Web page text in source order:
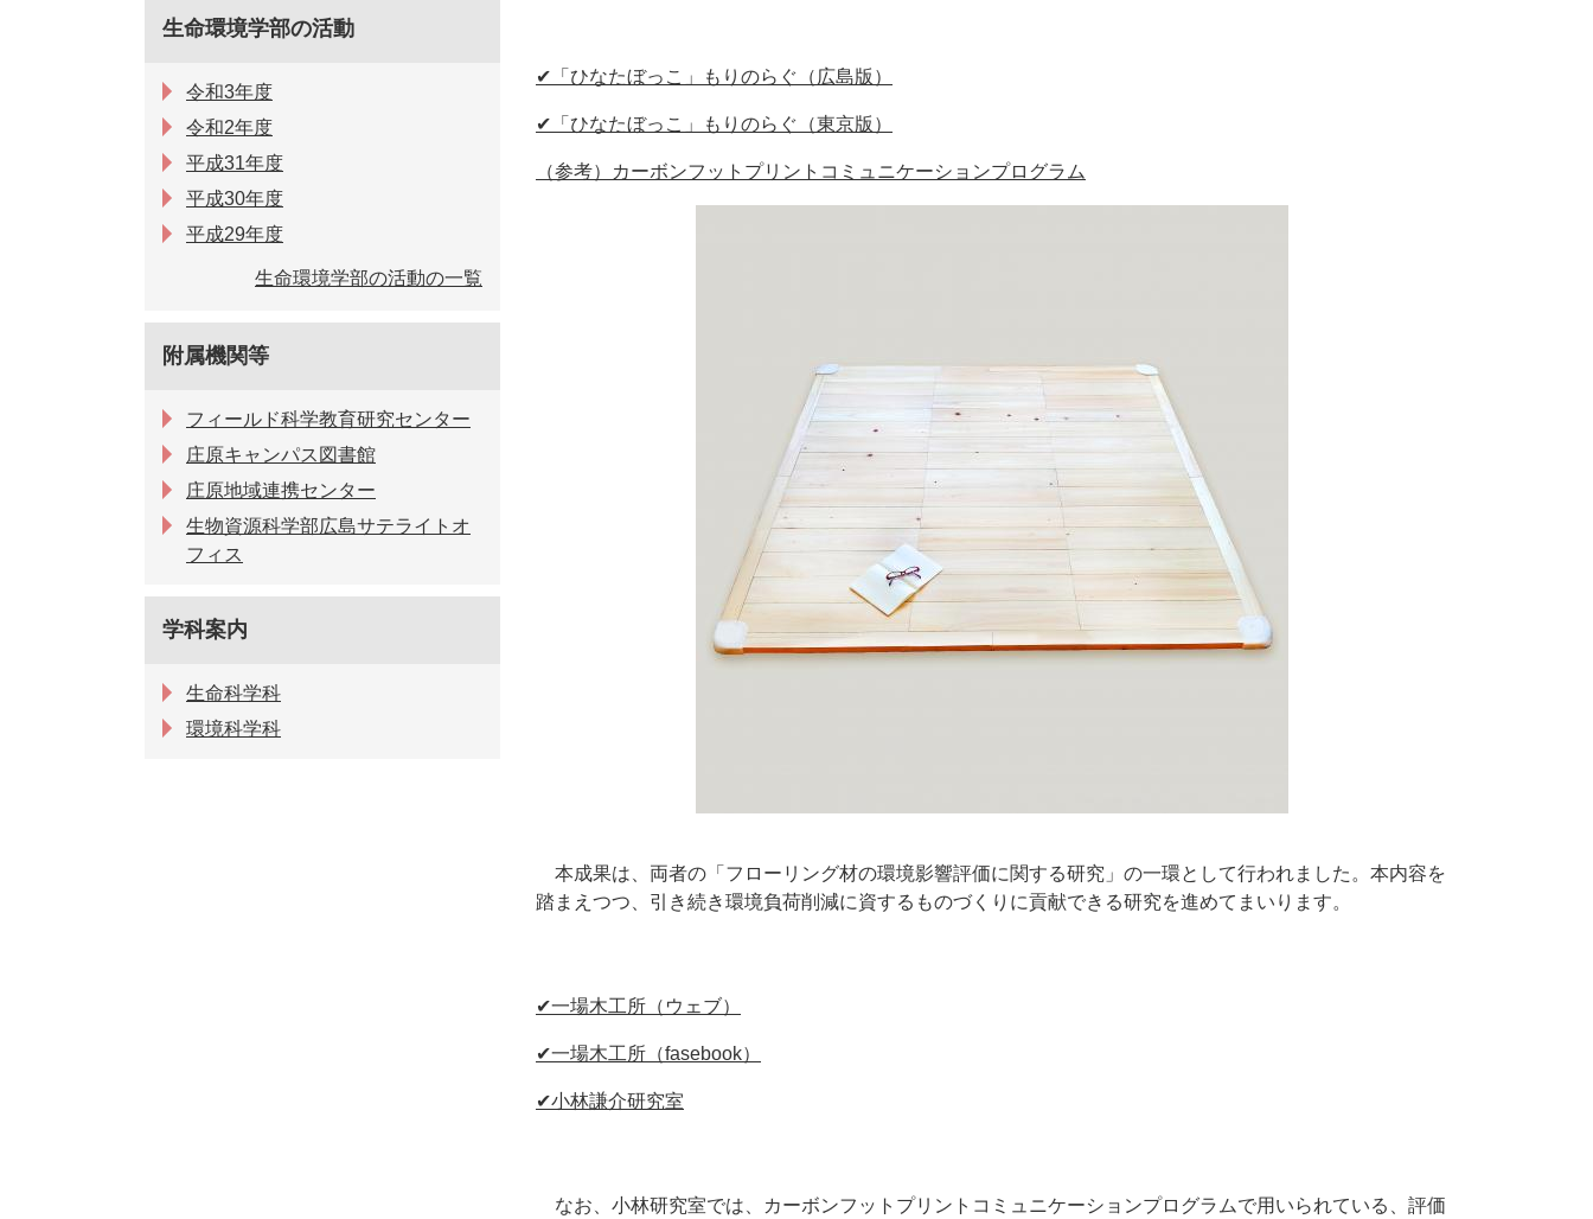
✔「ひなたぼっこ」もりのらぐ（広島版）
✔「ひなたぼっこ」もりのらぐ（東京版）
（参考）カーボンフットプリントコミュニケーションプログラム
本成果は、両者の「フローリング材の環境影響評価に関する研究」の一環として行われました。本内容を
踏まえつつ、引き続き環境負荷削減に資するものづくりに貢献できる研究を進めてまいります。
✔一場木工所（ウェブ）
✔一場木工所（fasebook）
✔小林謙介研究室
なお、小林研究室では、カーボンフットプリントコミュニケーションプログラムで用いられている、評価
生命環境学部の活動
令和3年度
令和2年度
平成31年度
平成30年度
平成29年度
生命環境学部の活動の一覧
附属機関等
フィールド科学教育研究センター
庄原キャンパス図書館
庄原地域連携センター
生物資源科学部広島サテライトオ
フィス
学科案内
生命科学科
環境科学科